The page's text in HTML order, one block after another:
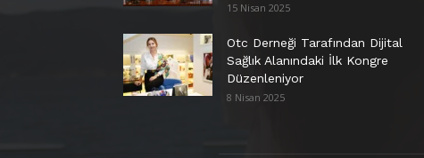
15 Nisan 2025
Otc Derneği Tarafından Dijital
Sağlık Alanındaki İlk Kongre
Düzenleniyor
8 Nisan 2025